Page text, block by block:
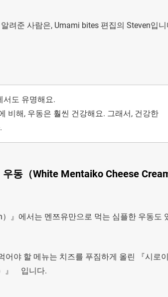
려준 사람은, Umami bites 편집의 Steven입
서도 유명해요.
비해, 우동은 훨씬 건강해요. 그래서, 건강한
동（White Mentaiko Cheese
』에서는 멘쯔유만으로 먹는 심플한 우동도
야 할 메뉴는 치즈를 푸짐하게 올린 『시로
』 입니다.